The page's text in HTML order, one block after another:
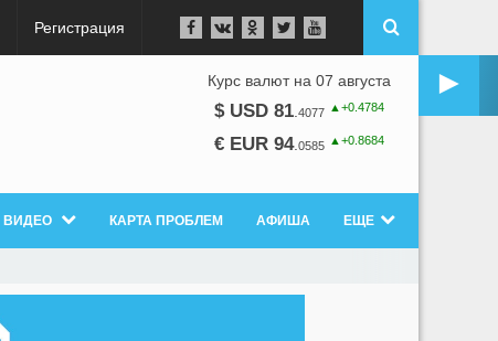
Регистрация
►
Курс валют на 07 августа
$ USD 81 4077 ▲+0.4784
€ EUR 94. 0585 ▲+0.8684
ВИДЕО КАРТА ПРОБЛЕМ АФИША ЕЩЕ